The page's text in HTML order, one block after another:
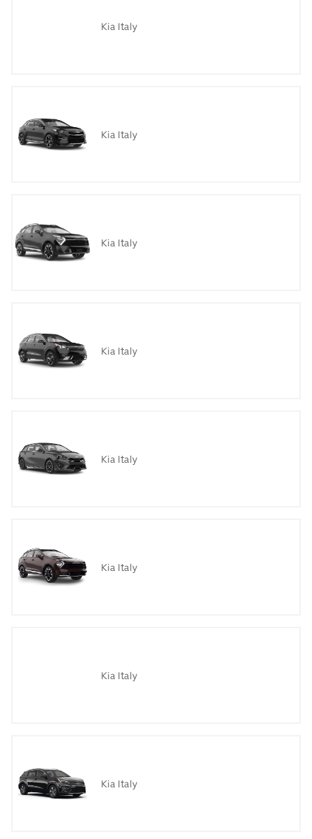
Kia Italy
Kia Italy
Kia Italy
Kia Italy
Kia Italy
Kia Italy
Kia Italy
Kia Italy